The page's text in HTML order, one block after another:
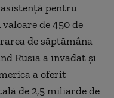
pentru
de 450 de
de săptămâna
Rusia a invadat și
a oferit
de 2,5 miliarde de